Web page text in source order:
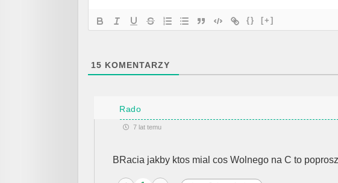
{} [+]
15 KOMENTARZY
Rado
7 lat temu
BRacia jakby ktos mial cos Wolnego na C to